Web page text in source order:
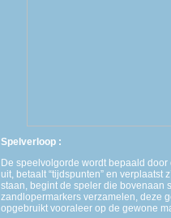
Spelverloop :
De speelvolgorde wordt bepaald
uit, betaalt “tijdspunten” en verplaatst
staan, begint de speler die bovenaan
zandlopermarkers verzamelen, deze
opgebruikt vooraleer op de gewone